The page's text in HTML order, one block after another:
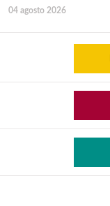
04 agosto 2026